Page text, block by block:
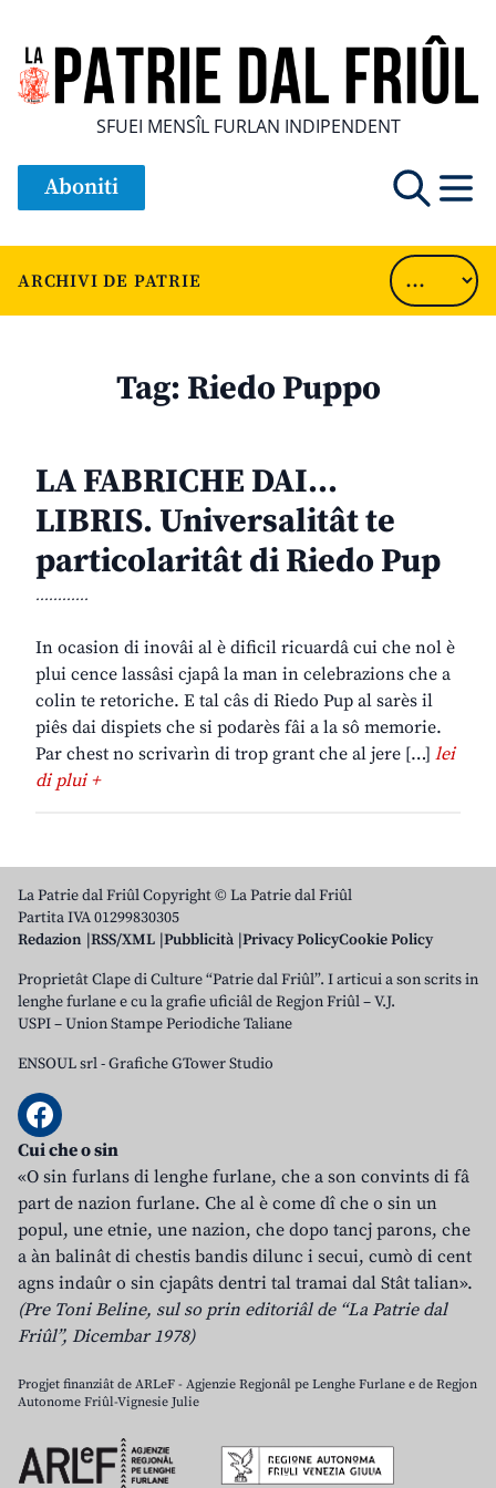
SFUEI MENSÎL FURLAN INDIPENDENT
Aboniti
ARCHIVI DE PATRIE
Tag: Riedo Puppo
LA FABRICHE DAI…
LIBRIS. Universalitât te
particolaritât di Riedo Pup
............
In ocasion di inovâi al è dificil ricuardâ cui che nol è
plui cence lassâsi cjapâ la man in celebrazions che a
colin te retoriche. E tal câs di Riedo Pup al sarès il
piês dai dispiets che si podarès fâi a la sô memorie.
Par chest no scrivarìn di trop grant che al jere […] lei
di plui +
La Patrie dal Friûl Copyright © La Patrie dal Friûl
Partita IVA 01299830305
Redazion RSS/XML Pubblicità Privacy PolicyCookie Policy
Proprietât Clape di Culture “Patrie dal Friûl”. I articui a son scrits in
lenghe furlane e cu la grafie uficiâl de Regjon Friûl – V.J.
USPI – Union Stampe Periodiche Taliane
ENSOUL srl-Grafiche GTower Studio
Cui che o sin
«O sin furlans di lenghe furlane, che a son convints di fâ
part de nazion furlane. Che al è come dî che o sin un
popul, une etnie, une nazion, che dopo tancj parons, che
a àn balinât di chestis bandis dilunc i secui, cumò di cent
agns indaûr o sin cjapâts dentri tal tramai dal Stât talian».
(Pre Toni Beline, sul so prin editoriâl de “La Patrie dal
Friûl”, Dicembar 1978)
Progjet finanziât de ARLeF - Agjenzie Regjonâl pe Lenghe Furlane e de Regjon
Autonome Friûl-Vignesie Julie